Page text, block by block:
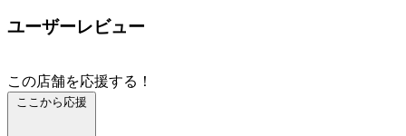
ユーザーレビュー
この店舗を応援する！
ここから応援